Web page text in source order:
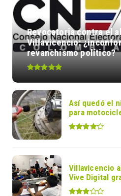
Revocatoria contra el
Villavicencio:
revanchismo político?
Así quedó el
para
Villavicencio
Vive Digital